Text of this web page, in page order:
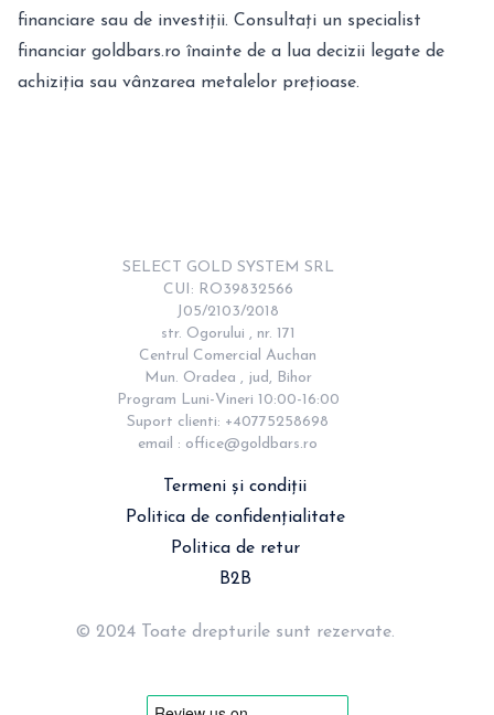
financiare sau de investiții. Consultați un specialist
financiar goldbars.ro înainte de a lua decizii legate de
achiziția sau vânzarea metalelor prețioase.
SELECT GOLD SYSTEM SRL
CUI: RO39832566
J05/2103/2018
str. Ogorului , nr. 171
Centrul Comercial Auchan
Mun. Oradea , jud, Bihor
Program Luni-Vineri 10:00-16:00
Suport clienti: +40775258698
email : office@goldbars.ro
Termeni și condiții
Politica de confidențialitate
Politica de retur
B2B
© 2024 Toate drepturile sunt rezervate.